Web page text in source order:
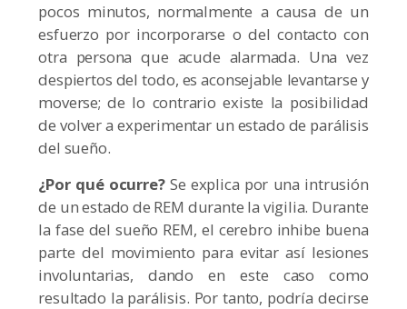
pocos minutos, normalmente a causa de un
esfuerzo por incorporarse o del contacto con
otra persona que acude alarmada. Una vez
despiertos del todo, es aconsejable levantarse y
moverse; de lo contrario existe la posibilidad
de volver a experimentar un estado de parálisis
del sueño.
¿Por qué ocurre?Se explica por una intrusión
de un estado de REM durante la vigilia. Durante
la fase del sueño REM, el cerebro inhibe buena
parte del movimiento para evitar así lesiones
involuntarias, dando en este caso como
resultado la parálisis. Por tanto, podría decirse